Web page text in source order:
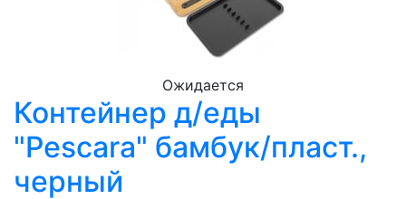
Ожидается
Контейнер д/еды
"Pescara" бамбук/пласт.,
черный